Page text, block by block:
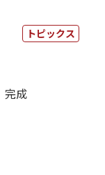
トピックス
完成